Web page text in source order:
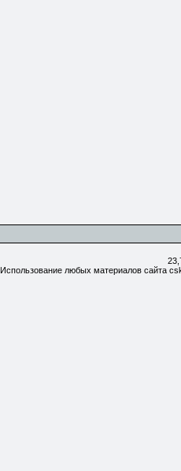
Использование любых материалов сайта